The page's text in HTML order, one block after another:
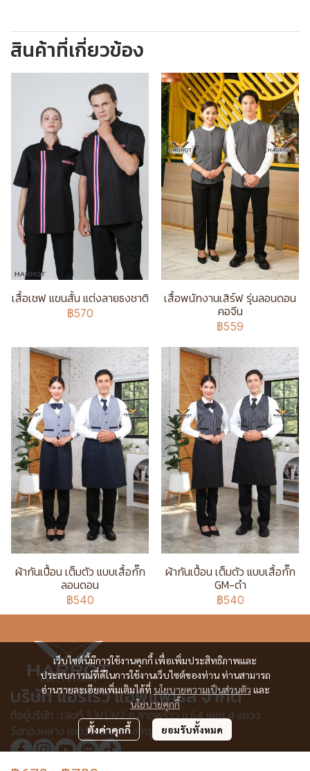
สินค้าที่เกี่ยวข้อง
เสื้อเชฟ แขนสั้น แต่งลายธงชาติ
฿570
เสื้อพนักงานเสิร์ฟ รุ่นลอนดอน
คอจีน
฿559
ผ้ากันเปื้อน เต็มตัว แบบเสื้อกั๊ก
ลอนดอน
฿540
ผ้ากันเปื้อน เต็มตัว แบบเสื้อกั๊ก
GM-ดำ
฿540
เว็บไซต์นี้มีการใช้งานคุกกี้ เพื่อเพิ่มประสิทธิภาพและ
ประสบการณ์ที่ดีในการใช้งานเว็บไซต์ของท่าน ท่านสามารถ
อ่านรายละเอียดเพิ่มเติมได้ที่ นโยบายความเป็นส่วนตัว และ
นโยบายคุกกี้
ตั้งค่าคุกกี้ ยอมรับทั้งหมด
บริษัท แอร์โรว์ แอพแพเรล จำกัด
ที่อยู่บริษัท : เลขที่ 3,3/1,3/2 ก.ลาดพร้าว ซ.64 แยก 4 แขวง
วังทองหลาง เขตวังทองหลาง กรุงเทพฯ 10310